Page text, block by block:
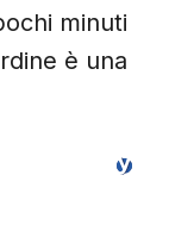
minuti
è una